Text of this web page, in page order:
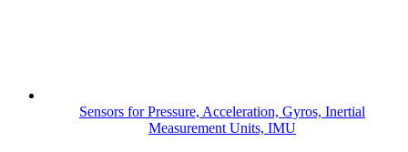
Sensors for Pressure, Acceleration, Gyros, Inertial
Measurement Units, IMU